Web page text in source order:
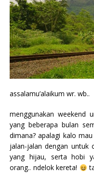
assalamu’alaikum wr. wb..
menggunakan weekend
yang beberapa bulan
dimana? apalagi kalo
jalan-jalan dengan untuk
yang hijau, serta hobi
orang.. ndelok kereta!